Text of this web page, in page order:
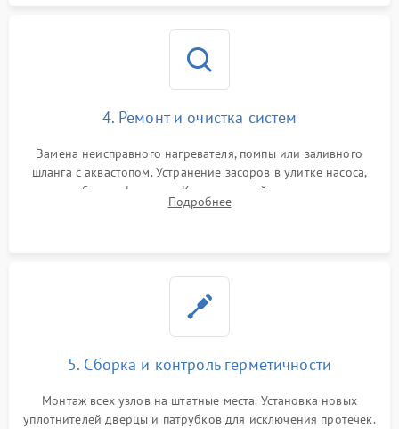
4. Ремонт и очистка систем
Замена неисправного нагревателя, помпы или заливного
шланга с аквастопом. Устранение засоров в улитке насоса,
патрубках и фильтрах. Компонентный ремонт платы
управления, восстановление поврежденной проводки.
Подробнее
5. Сборка и контроль герметичности
Монтаж всех узлов на штатные места. Установка новых
уплотнителей дверцы и патрубков для исключения протечек.